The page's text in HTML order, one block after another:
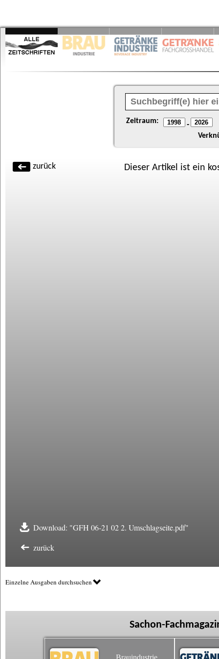
Zeitraum: -
zurück Dieser Artikel ist ein
Download: "GFH 06-21 02 2. Umschlagseite.pdf"
zurück
Einzelne Ausgaben durchsuchen
Sachon-
Brauindustrie